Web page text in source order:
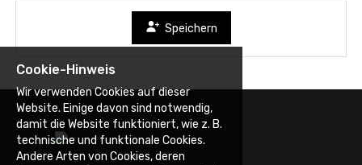
Speichern
Cookie-Hinweis
Wir verwenden Cookies auf dieser
Website. Einige davon sind notwendig,
damit die Website funktioniert, wie z. B.
technische und funktionale Cookies.
Andere Arten von Cookies, deren